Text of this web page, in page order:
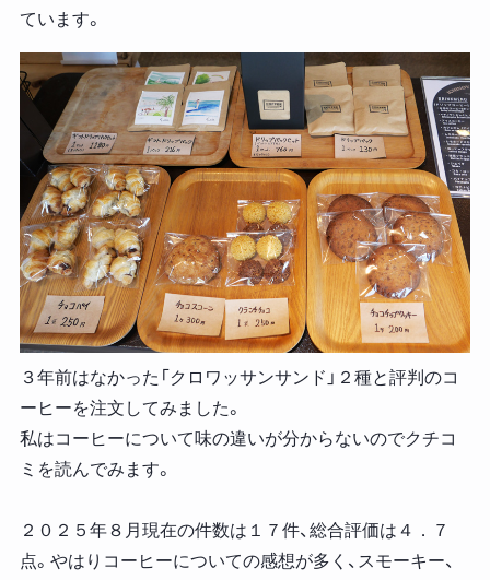
ています。
３年前はなかった「クロワッサンサンド」２種と評判のコ
ーヒーを注文してみました。
私はコーヒーについて味の違いが分からないのでクチコ
ミを読んでみます。
２０２５年８月現在の件数は１７件、総合評価は４．７
点。やはりコーヒーについての感想が多く、スモーキー、